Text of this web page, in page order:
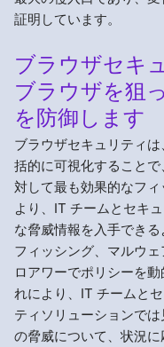
証明しています。
ブラウザセキ
ブラウザを狙
を防御します
ブラウザセキュリティ
括的に可視化すること
対して最も効果的なフ
より、IT チームとセキ
な脅威情報を入手でき
フィッシング、マルウ
ロアワーでポリシーを
れにより、IT チームと
ティソリューションで
の脅威について、状況